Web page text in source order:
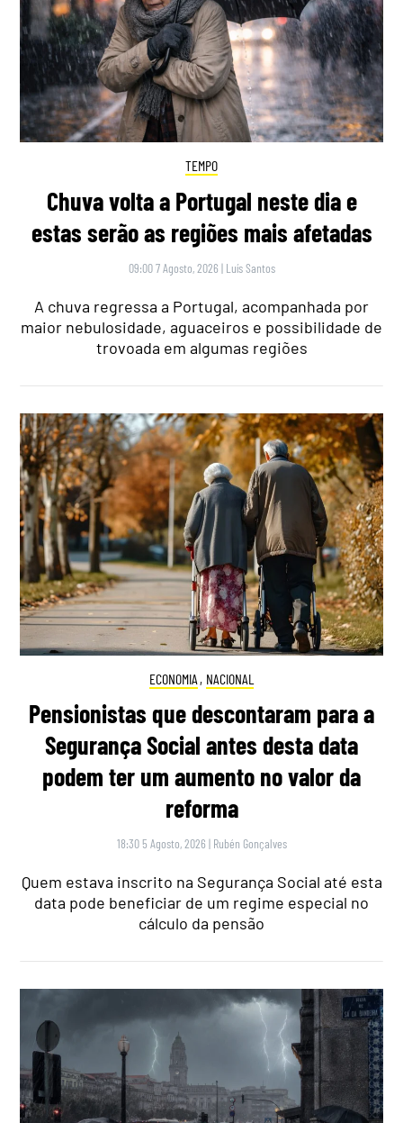
TEMPO
Chuva volta a Portugal neste dia e
estas serão as regiões mais afetadas
09:00 7 Agosto, 2026 | Luís Santos
A chuva regressa a Portugal, acompanhada por
maior nebulosidade, aguaceiros e possibilidade de
trovoada em algumas regiões
ECONOMIA , NACIONAL
Pensionistas que descontaram para a
Segurança Social antes desta data
podem ter um aumento no valor da
reforma
18:30 5 Agosto, 2026 | Rubén Gonçalves
Quem estava inscrito na Segurança Social até esta
data pode beneficiar de um regime especial no
cálculo da pensão